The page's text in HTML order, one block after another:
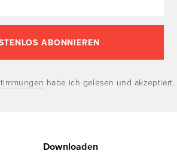
habe ich gelesen und akzeptiert.
Downloaden